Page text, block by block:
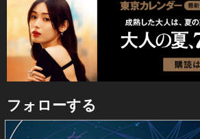
フォローする